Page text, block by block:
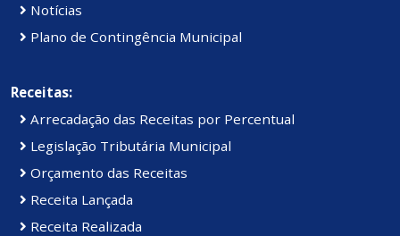
Notícias
Plano de Contingência Municipal
Receitas:
Arrecadação das Receitas por Percentual
Legislação Tributária Municipal
Orçamento das Receitas
Receita Lançada
Receita Realizada